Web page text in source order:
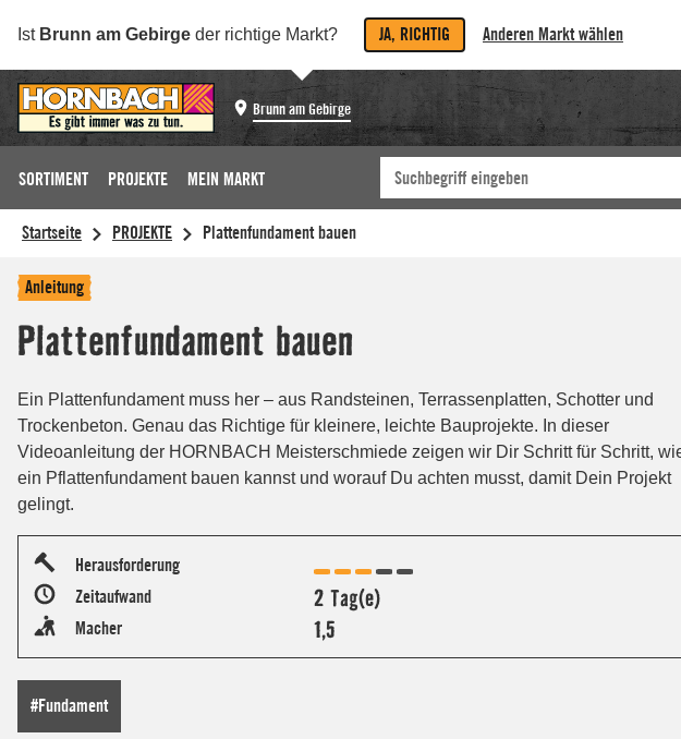
Ist Brunn am Gebirge der richtige Markt? JA, RICHTIG Anderen Markt wählen
Brunn am Gebirge
SORTIMENT PROJEKTE MEIN MARKT